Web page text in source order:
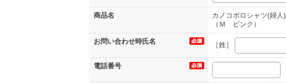
商品名
カノコポロシャツ(婦人)
（Ｍ ピンク）
お問い合わせ時氏名 ［姓］
電話番号